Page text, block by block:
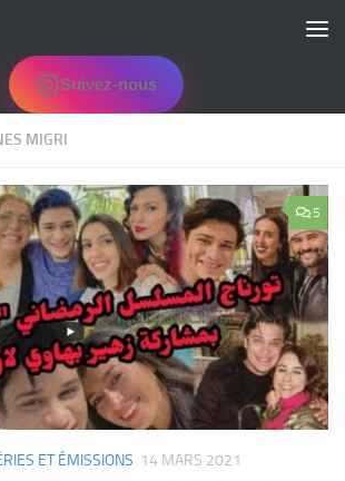
Suivez-nous
MIGRI
5
ET ÉMISSIONS 14 MARS 2021